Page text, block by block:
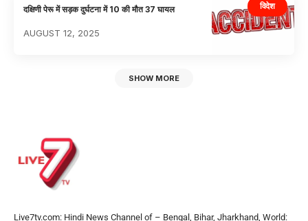
विदेश
दक्षिणी पेरू में सड़क दुर्घटना में 10 की मौत 37 घायल
AUGUST 12, 2025
SHOW MORE
Live7tv.com: Hindi News Channel of – Bengal, Bihar, Jharkhand, World: